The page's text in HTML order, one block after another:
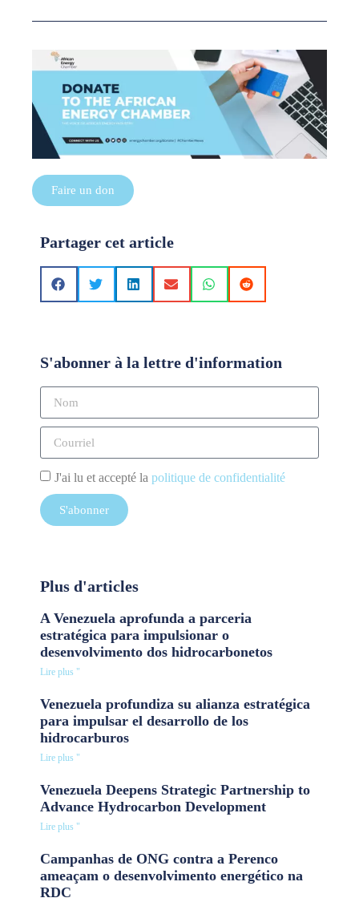
Faire un don
Partager cet article
S'abonner à la lettre d'information
J'ai lu et accepté la politique de confidentialité
S'abonner
Plus d'articles
A Venezuela aprofunda a parceria
estratégica para impulsionar o
desenvolvimento dos hidrocarbonetos
Lire plus "
Venezuela profundiza su alianza estratégica
para impulsar el desarrollo de los
hidrocarburos
Lire plus "
Venezuela Deepens Strategic Partnership to
Advance Hydrocarbon Development
Lire plus "
Campanhas de ONG contra a Perenco
ameaçam o desenvolvimento energético na
RDC